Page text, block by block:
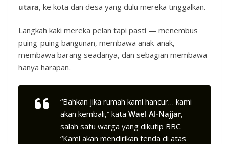
utara, ke kota dan desa yang dulu mereka tinggalkan.
Langkah kaki mereka pelan tapi pasti — menembus
puing-puing bangunan, membawa anak-anak,
membawa barang seadanya, dan sebagian membawa
hanya harapan.
“Bahkan jika rumah kami hancur… kami
akan kembali,” kata Wael Al-Najjar,
salah satu warga yang dikutip BBC.
“Kami akan mendirikan tenda di atas